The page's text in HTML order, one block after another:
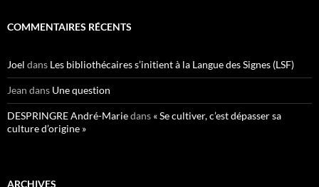
COMMENTAIRES RÉCENTS
Joel dans Les bibliothécaires s’initient à la Langue des Signes (LSF)
Jean dans Une question
DESPRINGRE André-Mariedans « Se cultiver, c’est dépasser sa
culture d’origine »
ARCHIVES